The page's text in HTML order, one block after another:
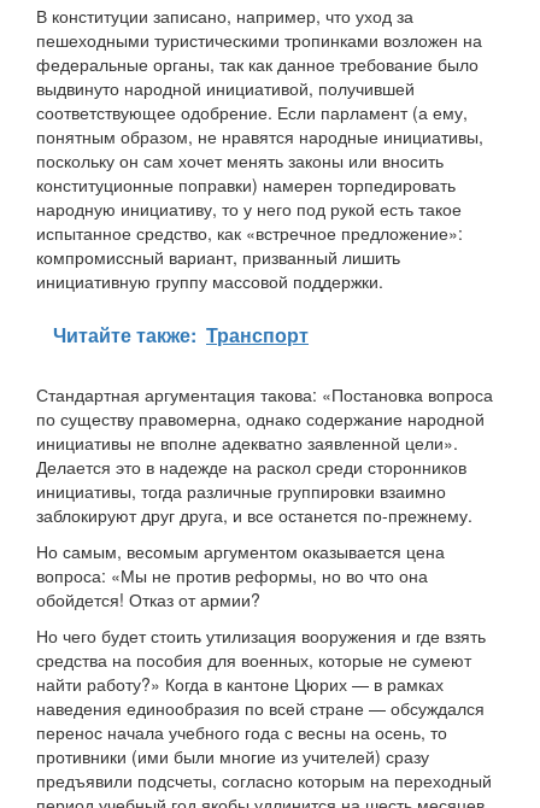
В конституции записано, например, что уход за
пешеходными туристическими тропинками возложен на
федеральные органы, так как данное требование было
выдвинуто народной инициативой, получившей
соответствующее одобрение. Если парламент (а ему,
понятным образом, не нравятся народные инициативы,
поскольку он сам хочет менять законы или вносить
конституционные поправки) намерен торпедировать
народную инициативу, то у него под рукой есть такое
испытанное средство, как «встречное предложение»:
компромиссный вариант, призванный лишить
инициативную группу массовой поддержки.
Читайте также: Транспорт
Стандартная аргументация такова: «Постановка вопроса
по существу правомерна, однако содержание народной
инициативы не вполне адекватно заявленной цели».
Делается это в надежде на раскол среди сторонников
инициативы, тогда различные группировки взаимно
заблокируют друг друга, и все останется по-прежнему.
Но самым, весомым аргументом оказывается цена
вопроса: «Мы не против реформы, но во что она
обойдется! Отказ от армии?
Но чего будет стоить утилизация вооружения и где взять
средства на пособия для военных, которые не сумеют
найти работу?» Когда в кантоне Цюрих — в рамках
наведения единообразия по всей стране — обсуждался
перенос начала учебного года с весны на осень, то
противники (ими были многие из учителей) сразу
предъявили подсчеты, согласно которым на переходный